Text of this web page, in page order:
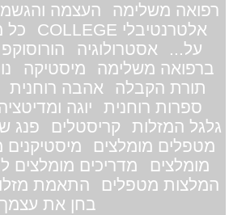
רפואה משלימה העצמה
אלטרנטיבלי COLLEGE
כל
על...
אסטרולוגיה
ברפואה משלימה
מיסטיקה
תורת הקבלה
אהבה רוחנית
ספרות רוחנית
יוגה ומדיטציה
גלגל המזלות
קריסטלים פנג
מטפלים מומלצים
מיסטיקנים
מומלצים
מדריכים מומלצים
המלצות מטפלים
התאמת
בחן את עצמך